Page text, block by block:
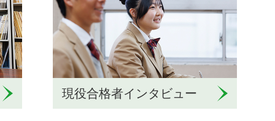
現役合格者インタビュー